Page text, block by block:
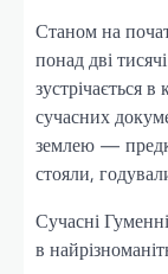
Станом на
понад дві
зустрічається
сучасних
землею —
стояли,
Сучасні
в